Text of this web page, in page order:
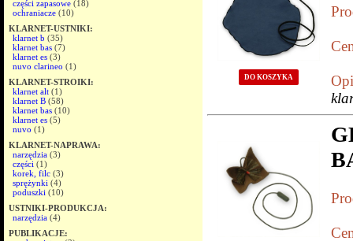
części zapasowe (18)
ochraniacze (10)
KLARNET-USTNIKI:
klarnet b (35)
klarnet bas (7)
klarnet es (3)
nuvo clarineo (1)
KLARNET-STROIKI:
klarnet alt (1)
klarnet B (58)
klarnet bas (10)
klarnet es (5)
nuvo (1)
KLARNET-NAPRAWA:
narzędzia (3)
części (1)
korek, filc (3)
sprężynki (4)
poduszki (10)
USTNIKI-PRODUKCJA:
narzędzia (4)
PUBLIKACJE:
DO KOSZYKA